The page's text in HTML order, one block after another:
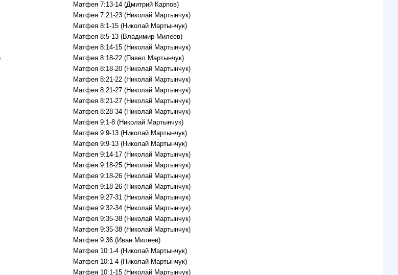
Матфея 7:13-14 (Дмитрий Карпов)
Матфея 7:21-23 (Николай Мартынчук)
Матфея 8:1-15 (Николай Мартынчук)
Матфея 8:5-13 (Владимир Милеев)
Матфея 8:14-15 (Николай Мартынчук)
Матфея 8:18-22 (Павел Мартынчук)
Матфея 8:18-20 (Николай Мартынчук)
Матфея 8:21-22 (Николай Мартынчук)
Матфея 8:21-27 (Николай Мартынчук)
Матфея 8:21-27 (Николай Мартынчук)
Матфея 8:28-34 (Николай Мартынчук)
Матфея 9:1-8 (Николай Мартынчук)
Матфея 9:9-13 (Николай Мартынчук)
Матфея 9:9-13 (Николай Мартынчук)
Матфея 9:14-17 (Николай Мартынчук)
Матфея 9:18-25 (Николай Мартынчук)
Матфея 9:18-26 (Николай Мартынчук)
Матфея 9:18-26 (Николай Мартынчук)
Матфея 9:27-31 (Николай Мартынчук)
Матфея 9:32-34 (Николай Мартынчук)
Матфея 9:35-38 (Николай Мартынчук)
Матфея 9:35-38 (Николай Мартынчук)
Матфея 9:36 (Иван Милеев)
Матфея 10:1-4 (Николай Мартынчук)
Матфея 10:1-4 (Николай Мартынчук)
Матфея 10:1-15 (Николай Мартынчук)